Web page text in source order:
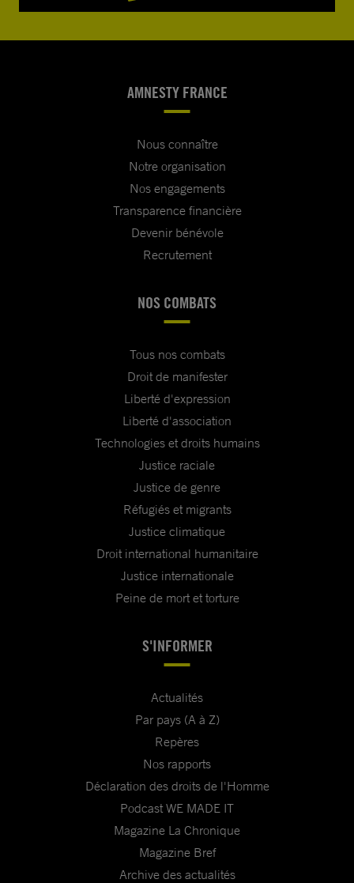
AMNESTY FRANCE
Nous connaître
Notre organisation
Nos engagements
Transparence financière
Devenir bénévole
Recrutement
NOS COMBATS
Tous nos combats
Droit de manifester
Liberté d'expression
Liberté d'association
Technologies et droits humains
Justice raciale
Justice de genre
Réfugiés et migrants
Justice climatique
Droit international humanitaire
Justice internationale
Peine de mort et torture
S'INFORMER
Actualités
Par pays (A à Z)
Repères
Nos rapports
Déclaration des droits de l'Homme
Podcast WE MADE IT
Magazine La Chronique
Magazine Bref
Archive des actualités